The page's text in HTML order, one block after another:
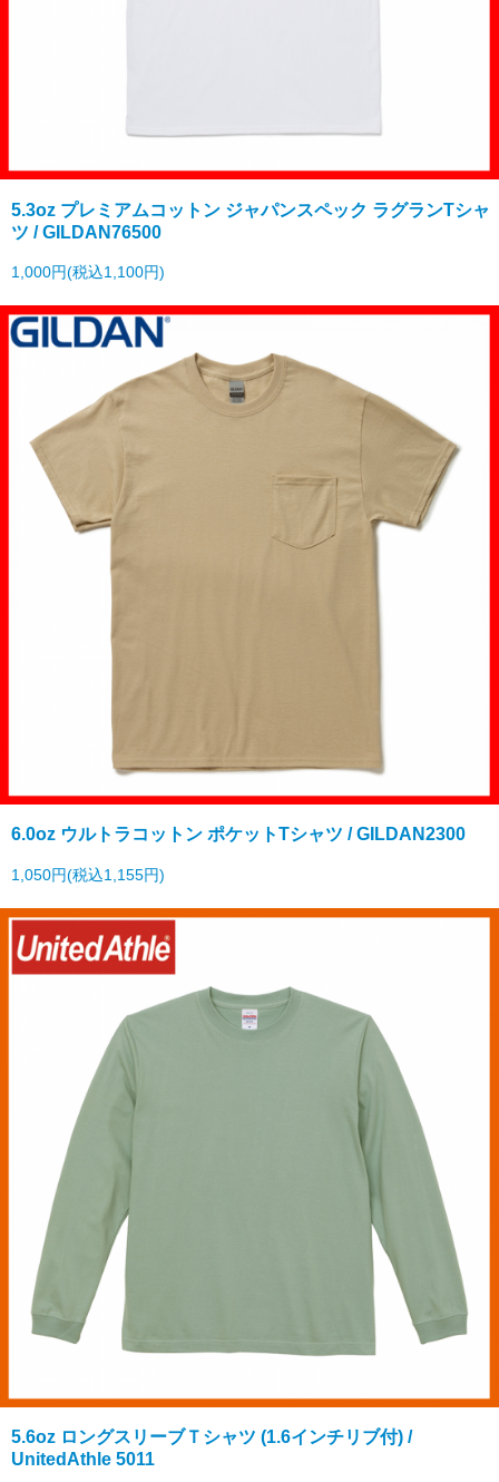
5.3oz プレミアムコットン ジャパンスペック ラグランTシャ
ツ / GILDAN76500
1,000円(税込1,100円)
6.0oz ウルトラコットン ポケットTシャツ / GILDAN2300
1,050円(税込1,155円)
5.6oz ロングスリーブＴシャツ (1.6インチリブ付) /
UnitedAthle 5011